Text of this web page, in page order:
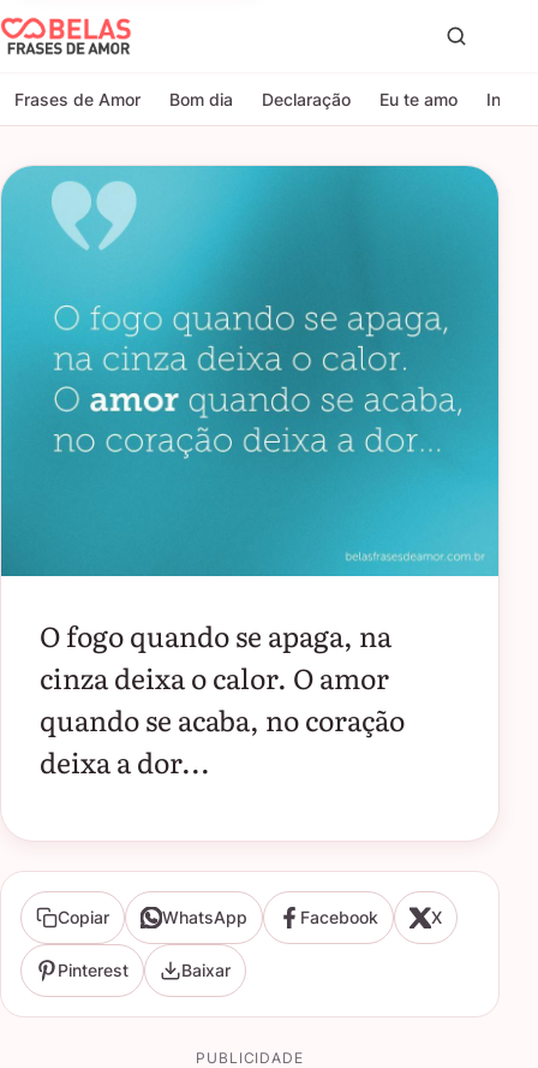
Belas Frases de Amor
Frases de Amor Bom dia Declaração Eu te amo
O fogo quando se apaga, na
cinza deixa o calor. O amor
quando se acaba, no coração
deixa a dor...
Copiar WhatsApp Facebook X
Pinterest Baixar
PUBLICIDADE